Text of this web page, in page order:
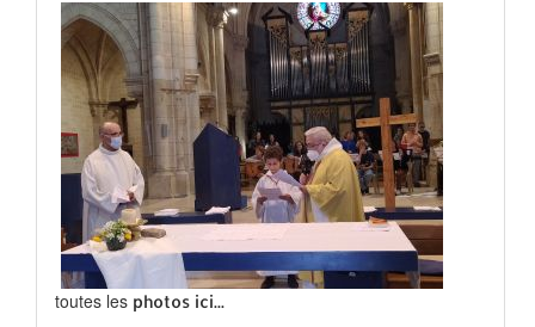
toutes les photos ici...